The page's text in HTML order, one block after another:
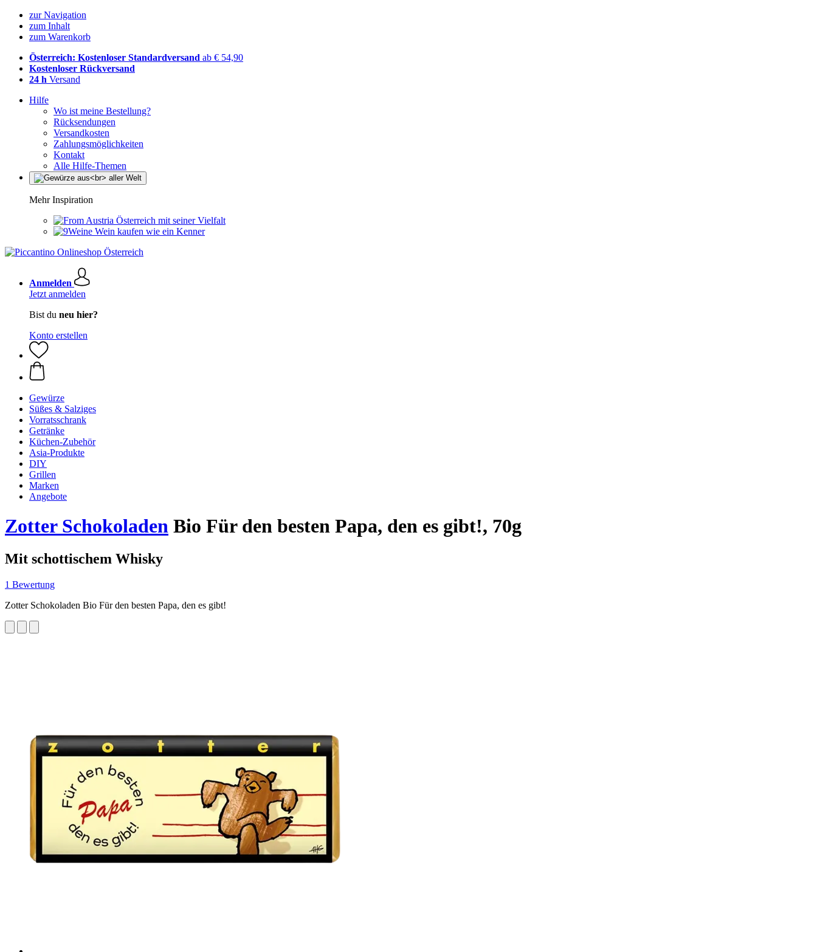
zur Navigation
zum Inhalt
zum Warenkorb
Österreich: Kostenloser Standardversand ab € 54,90
Kostenloser Rückversand
24 h Versand
Hilfe
Wo ist meine Bestellung?
Rücksendungen
Versandkosten
Zahlungsmöglichkeiten
Kontakt
Alle Hilfe-Themen
Mehr Inspiration
Österreich mit seiner Vielfalt
Wein kaufen wie ein Kenner
Anmelden
Jetzt anmelden
Bist du neu hier?
Konto erstellen
Gewürze
Süßes & Salziges
Vorratsschrank
Getränke
Küchen-Zubehör
Asia-Produkte
DIY
Grillen
Marken
Angebote
Zotter Schokoladen Bio Für den besten Papa, den es gibt!, 70g
Mit schottischem Whisky
1 Bewertung
Zotter Schokoladen Bio Für den besten Papa, den es gibt!